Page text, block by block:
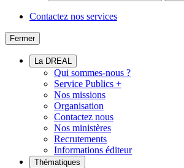
Contactez nos services
Fermer
La DREAL
Qui sommes-nous ?
Service Publics +
Nos missions
Organisation
Contactez nous
Nos ministères
Recrutements
Informations éditeur
Thématiques